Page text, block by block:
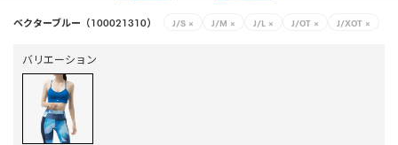
ベクターブルー（100021310） J/S × J/M × J/L × J/OT × J/XOT ×
バリエーション